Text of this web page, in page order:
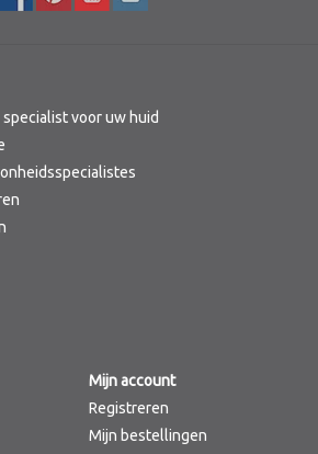
voor uw huid
Mijn account
Registreren
Mijn bestellingen